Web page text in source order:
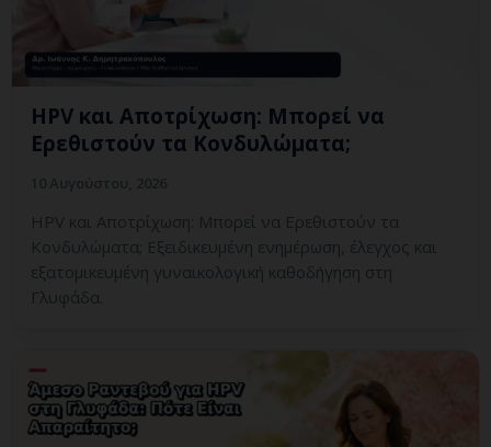
HPV και Αποτρίχωση: Μπορεί να
Ερεθιστούν τα Κονδυλώματα;
HPV και Αποτρίχωση: Μπορεί να Ερεθιστούν τα
Κονδυλώματα; Εξειδικευμένη ενημέρωση, έλεγχος και
εξατομικευμένη γυναικολογική καθοδήγηση στη
Γλυφάδα.